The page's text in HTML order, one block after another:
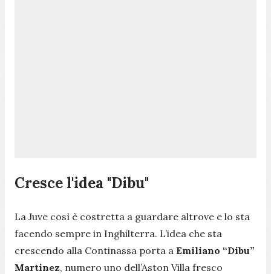
Cresce l'idea "Dibu"
La Juve così è costretta a guardare altrove e lo sta
facendo sempre in Inghilterra. L’idea che sta
crescendo alla Continassa porta a Emiliano “Dibu”
Martinez, numero uno dell’Aston Villa fresco